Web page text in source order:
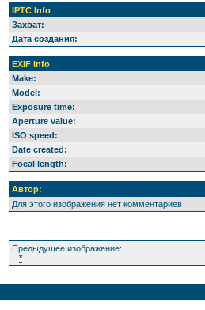
IPTC Info
Захват:
Дата создания:
EXIF Info
Make:
Model:
Exposure time:
Aperture value:
ISO speed:
Date created:
Focal length:
Автор:
Для этого изображения нет комментариев
Предыдущее изображение:
*